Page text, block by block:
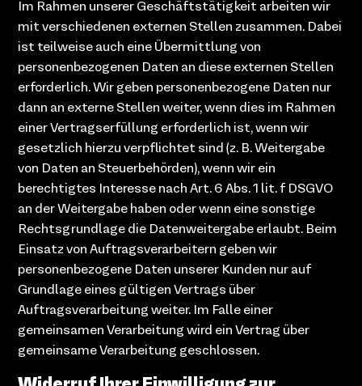
Im Rahmen unserer Geschäftstätigkeit arbeiten wir
mit verschiedenen externen Stellen zusammen. Dabei
ist teilweise auch eine Übermittlung von
personenbezogenen Daten an diese externen Stellen
erforderlich. Wir geben personenbezogene Daten nur
dann an externe Stellen weiter, wenn dies im Rahmen
einer Vertragserfüllung erforderlich ist, wenn wir
gesetzlich hierzu verpflichtet sind (z. B. Weitergabe
von Daten an Steuerbehörden), wenn wir ein
berechtigtes Interesse nach Art. 6 Abs. 1 lit. f DSGVO
an der Weitergabe haben oder wenn eine sonstige
Rechtsgrundlage die Datenweitergabe erlaubt. Beim
Einsatz von Auftragsverarbeitern geben wir
personenbezogene Daten unserer Kunden nur auf
Grundlage eines gültigen Vertrags über
Auftragsverarbeitung weiter. Im Falle einer
gemeinsamen Verarbeitung wird ein Vertrag über
gemeinsame Verarbeitung geschlossen.